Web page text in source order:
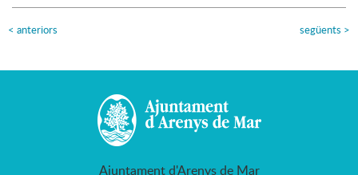
< anteriors següents >
Ajuntament d'Arenys de Mar